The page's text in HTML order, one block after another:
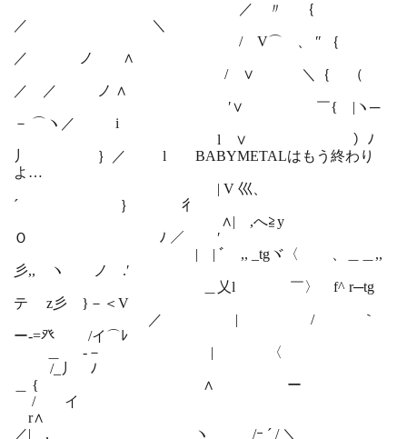
／ 〃 ｛
／ ＼
/ V⌒ゝ、 ″ ｛
／ ノ ∧
/ ∨ ＼｛ （
／ ／ ノ ∧
′∨ ￣{ |ヽ─
－ ⌒ヽ／ i
l ∨ ）ﾉ
丿 ｝／ l BABYMETALはもう終わり
よ…
| V 巛、
´ ｝ 彳
∧| ,へ≧y
Ｏ ﾉ ／ ′
| | ﾞゝ,, _tgヾ〈 、＿＿,,
彡,, ヽ ノ .′
＿乂l ￣〉 f^ r─tg
テ z彡 }－＜V
／ | / ｀
ー-=癶 /イ⌒ﾚ
＿ -－ | 〈
/_丿 ﾉ
＿ { ∧ ー
/ イ
r∧
／| , ヽ /ｰ ´ / ＼